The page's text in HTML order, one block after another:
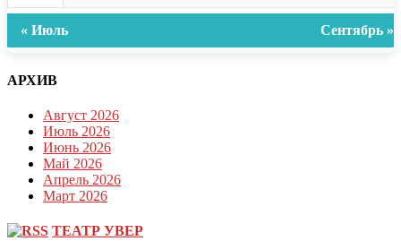
« Июль Сентябрь »
АРХИВ
Август 2026
Июль 2026
Июнь 2026
Май 2026
Апрель 2026
Март 2026
ТЕАТР УВЕР